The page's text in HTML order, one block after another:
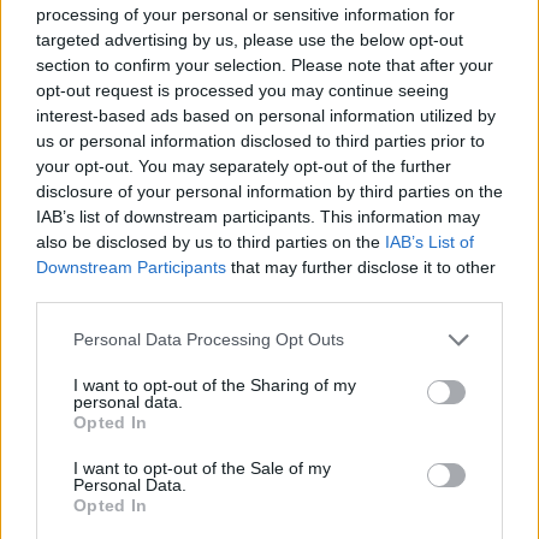
processing of your personal or sensitive information for
targeted advertising by us, please use the below opt-out
section to confirm your selection. Please note that after your
opt-out request is processed you may continue seeing
interest-based ads based on personal information utilized by
us or personal information disclosed to third parties prior to
your opt-out. You may separately opt-out of the further
disclosure of your personal information by third parties on the
IAB’s list of downstream participants. This information may
also be disclosed by us to third parties on the IAB’s List of
Downstream Participants that may further disclose it to other
Please note that this website/app uses one or more Google
not limited to your visit or usage behaviour. You may click to
grant or deny consent to Google and its third-party tags to
use your data for below specified purposes in below Google
consent section.
Personal Data Processing Opt Outs
I want to opt-out of the Sharing of my
personal data.
Opted In
I want to opt-out of the Sale of my
Personal Data.
Opted In
incidensnél jogos volt az előzési kísérlet, és bár a
stewardok döntését elfogadta, úgy érzi, nem volt
más választása a szorult helyzetben. A futamot
végül az 5. helyen zárta, de a kontakt és a
tempóingadozás miatt csalódottan értékelt.
Video
loading.
modal
window.
The media could not be loaded, either because
the server or network failed or because the format